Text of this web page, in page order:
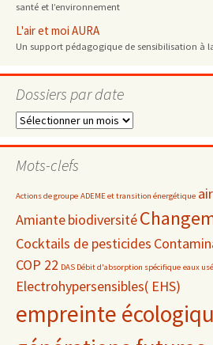
santé et l’environnement
L'air et moi AURA
Un support pédagogique de sensibilisation à
Dossiers par date
Dossiers
date
Mots-clefs
Actions de groupe ADEME et transition énergétique
Amiantebiodiversité
Cocktails de pesticides
COP 22 DAS Débit d'absorption spécifique eaux
Electrohypersensibles( EHS)
empreinte